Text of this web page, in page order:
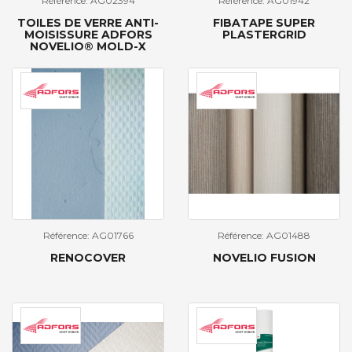
TOILES DE VERRE ANTI-
MOISISSURE ADFORS
NOVELIO® MOLD-X
FIBATAPE SUPER
PLASTERGRID
Référence: AG01766
RENOCOVER
Référence: AG01488
NOVELIO FUSION